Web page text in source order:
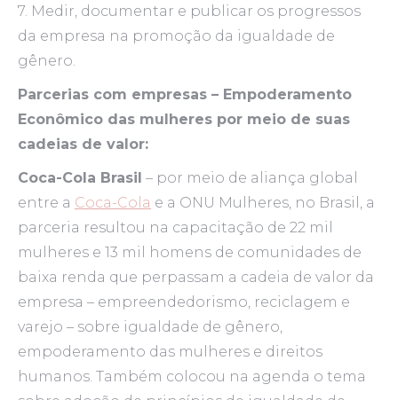
7. Medir, documentar e publicar os progressos
da empresa na promoção da igualdade de
gênero.
Parcerias com empresas – Empoderamento
Econômico das mulheres por meio de suas
cadeias de valor:
Coca-Cola Brasil – por meio de aliança global
entre a Coca-Cola e a ONU Mulheres, no Brasil, a
parceria resultou na capacitação de 22 mil
mulheres e 13 mil homens de comunidades de
baixa renda que perpassam a cadeia de valor da
empresa – empreendedorismo, reciclagem e
varejo – sobre igualdade de gênero,
empoderamento das mulheres e direitos
humanos. Também colocou na agenda o tema